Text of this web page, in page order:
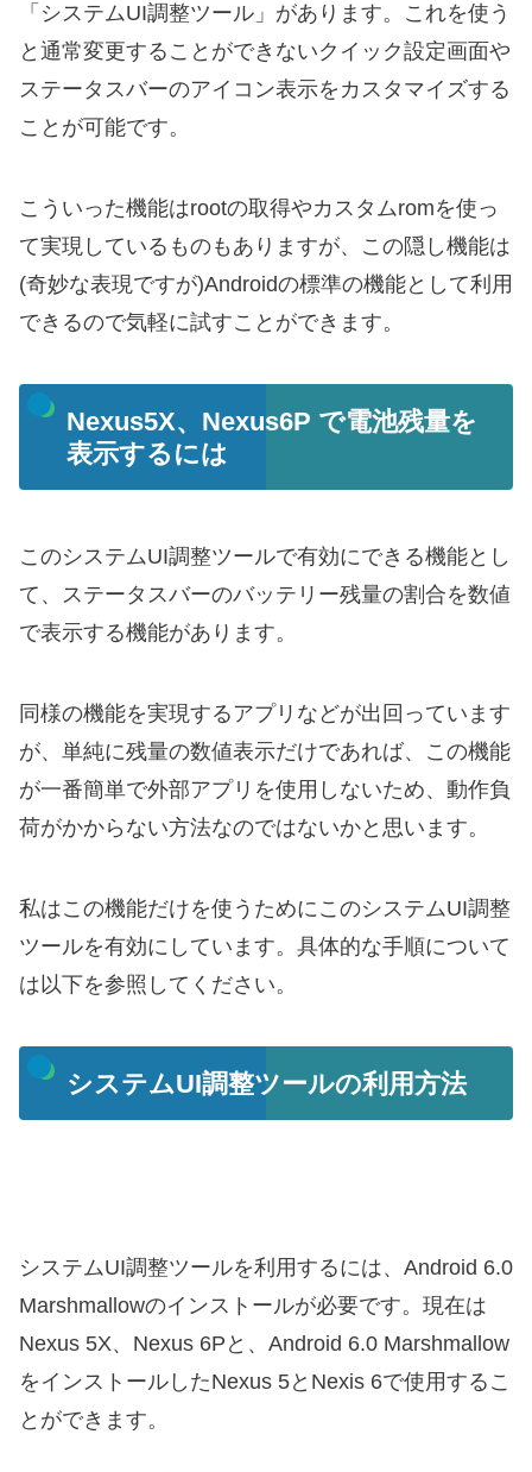
「システムUI調整ツール」があります。これを使う
と通常変更することができないクイック設定画面や
ステータスバーのアイコン表示をカスタマイズする
ことが可能です。
こういった機能はrootの取得やカスタムromを使っ
て実現しているものもありますが、この隠し機能は
(奇妙な表現ですが)Androidの標準の機能として利用
できるので気軽に試すことができます。
Nexus5X、Nexus6P で電池残量を
表示するには
このシステムUI調整ツールで有効にできる機能とし
て、ステータスバーのバッテリー残量の割合を数値
で表示する機能があります。
同様の機能を実現するアプリなどが出回っています
が、単純に残量の数値表示だけであれば、この機能
が一番簡単で外部アプリを使用しないため、動作負
荷がかからない方法なのではないかと思います。
私はこの機能だけを使うためにこのシステムUI調整
ツールを有効にしています。具体的な手順について
は以下を参照してください。
システムUI調整ツールの利用方法
システムUI調整ツールを利用するには、Android 6.0
Marshmallowのインストールが必要です。現在は
Nexus 5X、Nexus 6Pと、Android 6.0 Marshmallow
をインストールしたNexus 5とNexis 6で使用するこ
とができます。